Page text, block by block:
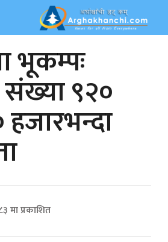
भूकम्पः
९२०
मा प्रकाशित